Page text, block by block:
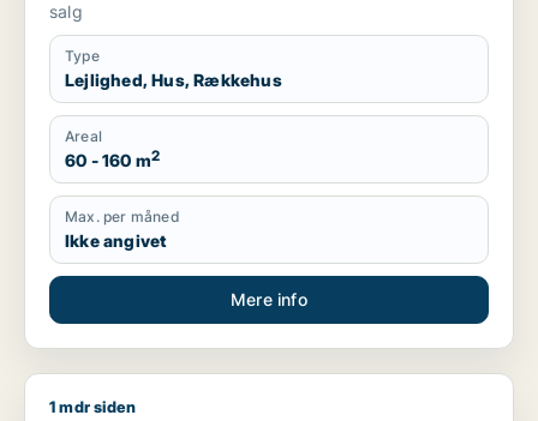
salg
Type
Lejlighed, Hus, Rækkehus
Areal
60 - 160 m2
Max. per måned
Ikke angivet
Mere info
Jeg søger lejlighed til salg i København
1 mdr siden